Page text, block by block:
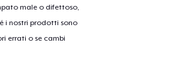
male o difettoso,
i nostri prodotti sono
errati o se cambi